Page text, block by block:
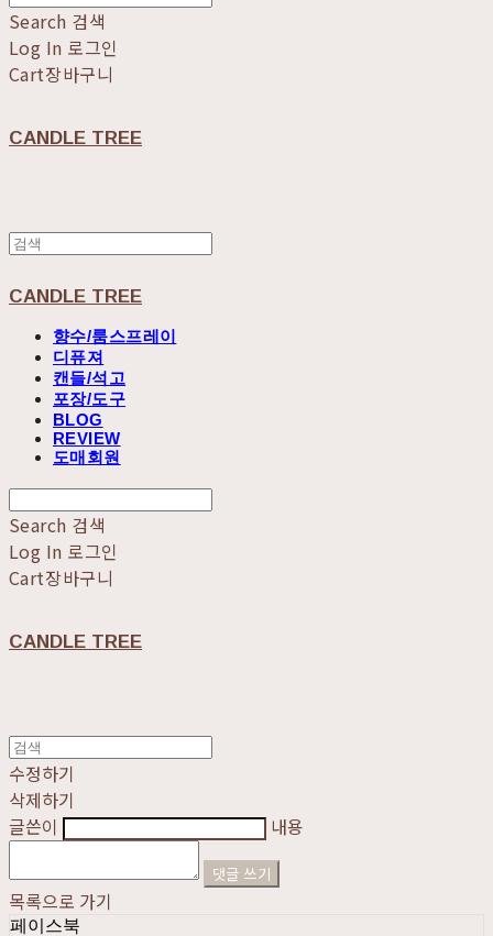
Search 검색
Log In 로그인
Cart장바구니
CANDLE TREE
CANDLE TREE
향수/룸스프레이
디퓨져
캔들/석고
포장/도구
BLOG
REVIEW
도매회원
Search 검색
Log In 로그인
Cart장바구니
CANDLE TREE
수정하기
삭제하기
글쓴이
내용
댓글 쓰기
목록으로 가기
페이스북